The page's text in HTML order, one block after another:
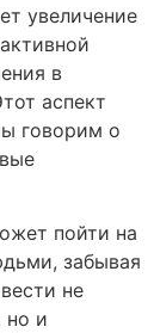
увеличение
в
аспект
говорим о
пойти на
забывая
не
но и